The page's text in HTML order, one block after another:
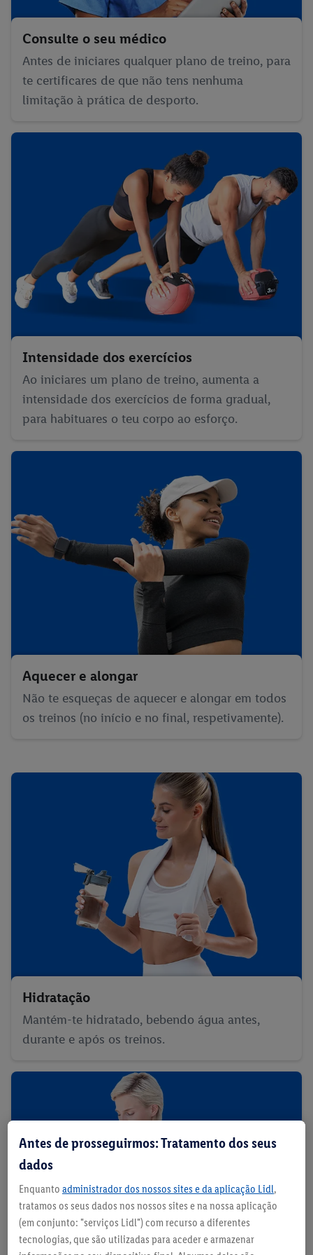
Consulte o seu médico
Antes de iniciares qualquer plano de treino, para
te certificares de que não tens nenhuma
limitação à prática de desporto.
Intensidade dos exercícios
Ao iniciares um plano de treino, aumenta a
intensidade dos exercícios de forma gradual,
para habituares o teu corpo ao esforço.
Aquecer e alongar
Não te esqueças de aquecer e alongar em todos
os treinos (no início e no final, respetivamente).
Hidratação
Mantém-te hidratado, bebendo água antes,
durante e após os treinos.
Antes de prosseguirmos: Tratamento dos seus
dados
Enquanto administrador dos nossos sites e da aplicação Lidl,
tratamos os seus dados nos nossos sites e na nossa aplicação
(em conjunto: "serviços Lidl") com recurso a diferentes
tecnologias, que são utilizadas para aceder e armazenar